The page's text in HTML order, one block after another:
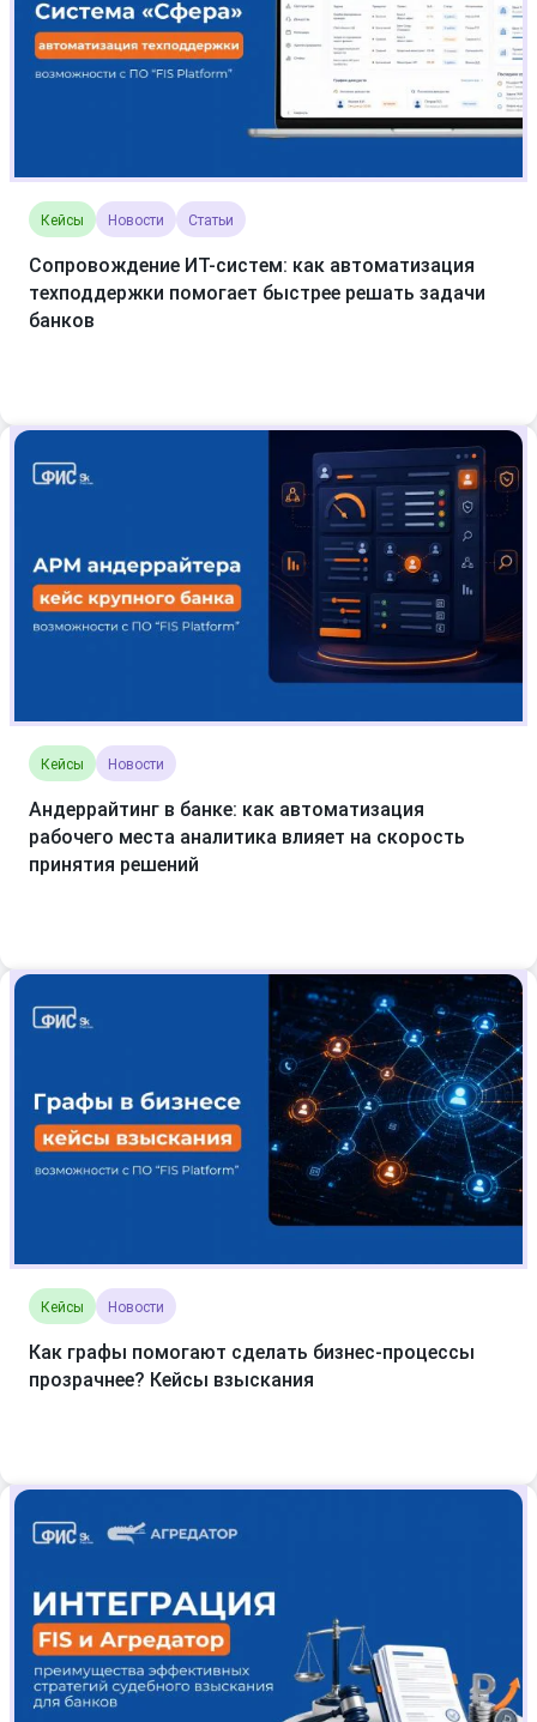
Кейсы Новости Статьи
Сопровождение ИТ-систем: как автоматизация
техподдержки помогает быстрее решать задачи
банков
Кейсы Новости
Андеррайтинг в банке: как автоматизация
рабочего места аналитика влияет на скорость
принятия решений
Кейсы Новости
Как графы помогают сделать бизнес-процессы
прозрачнее? Кейсы взыскания